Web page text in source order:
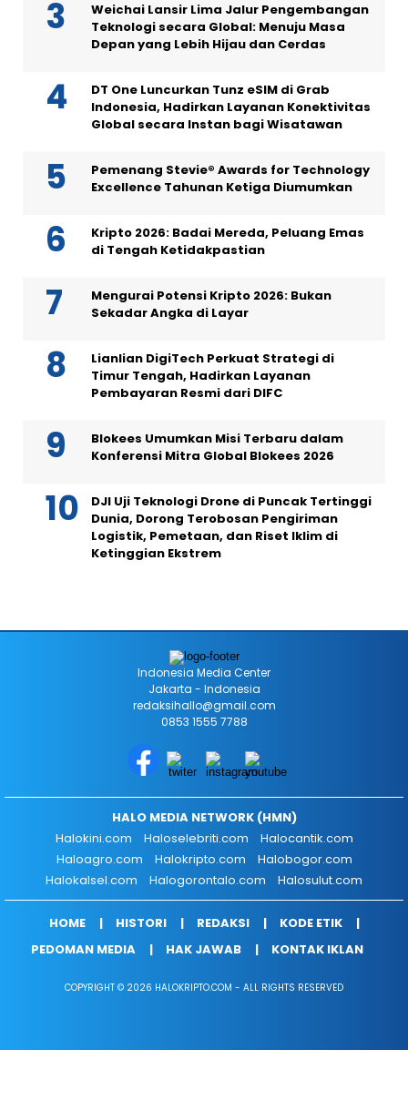
Weichai Lansir Lima Jalur Pengembangan
Teknologi secara Global: Menuju Masa
Depan yang Lebih Hijau dan Cerdas
DT One Luncurkan Tunz eSIM di Grab
Indonesia, Hadirkan Layanan Konektivitas
Global secara Instan bagi Wisatawan
Pemenang Stevie® Awards for Technology
Excellence Tahunan Ketiga Diumumkan
Kripto 2026: Badai Mereda, Peluang Emas
di Tengah Ketidakpastian
Mengurai Potensi Kripto 2026: Bukan
Sekadar Angka di Layar
Lianlian DigiTech Perkuat Strategi di
Timur Tengah, Hadirkan Layanan
Pembayaran Resmi dari DIFC
Blokees Umumkan Misi Terbaru dalam
Konferensi Mitra Global Blokees 2026
DJI Uji Teknologi Drone di Puncak Tertinggi
Dunia, Dorong Terobosan Pengiriman
Logistik, Pemetaan, dan Riset Iklim di
Ketinggian Ekstrem
Indonesia Media Center
Jakarta - Indonesia
redaksihallo@gmail.com
0853 1555 7788
HALO MEDIA NETWORK (HMN)
Halokini.com
Haloselebriti.com
Halocantik.com
Haloagro.com
Halokripto.com
Halobogor.com
Halokalsel.com
Halogorontalo.com Halosulut.com
HOME HISTORI REDAKSI
KODE ETIK
PEDOMAN MEDIA
HAK JAWAB KONTAK IKLAN
COPYRIGHT © 2026 HALOKRIPTO.COM - ALL RIGHTS RESERVED